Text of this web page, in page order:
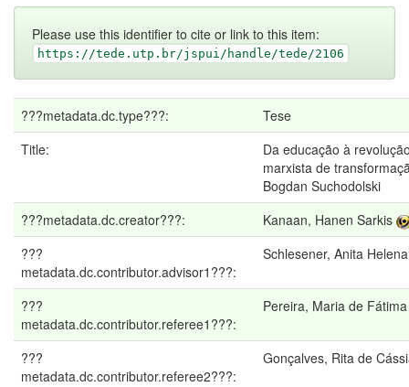
Please use this identifier to cite or link to this item:
https://tede.utp.br/jspui/handle/tede/2106
???metadata.dc.type???:
Tese
Title:
Da educação à
marxista de
Bogdan Suchodolski
???metadata.dc.creator???:
Kanaan, Hanen Sarkis
???
metadata.dc.contributor.advisor1???:
Schlesener, Anita Helena
???
metadata.dc.contributor.referee1???:
Pereira, Maria de
???
metadata.dc.contributor.referee2???:
Gonçalves, Rita de